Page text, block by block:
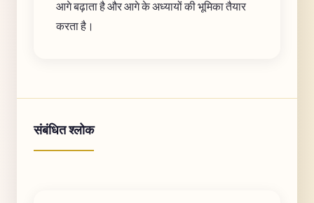
आगे बढ़ाता है और आगे के अध्यायों की भूमिका तैयार
करता है।
संबंधित श्लोक